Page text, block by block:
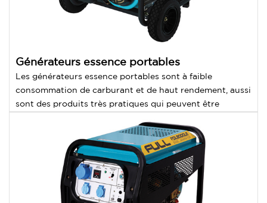
Générateurs essence portables
Les générateurs essence portables sont à faible
consommation de carburant et de haut rendement, aussi
sont des produits très pratiques qui peuvent être